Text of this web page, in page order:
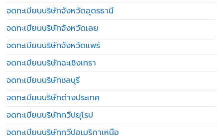
จดทะเบียนบริษัทจังหวัดอุดรธานี
จดทะเบียนบริษัทจังหวัดเลย
จดทะเบียนบริษัทจังหวัดแพร่
จดทะเบียนบริษัทฉะเชิงเทรา
จดทะเบียนบริษัทชลบุรี
จดทะเบียนบริษัทต่างประเทศ
จดทะเบียนบริษัททวีปยุโรป
จดทะเบียนบริษัททวีปอเมริกาเหนือ